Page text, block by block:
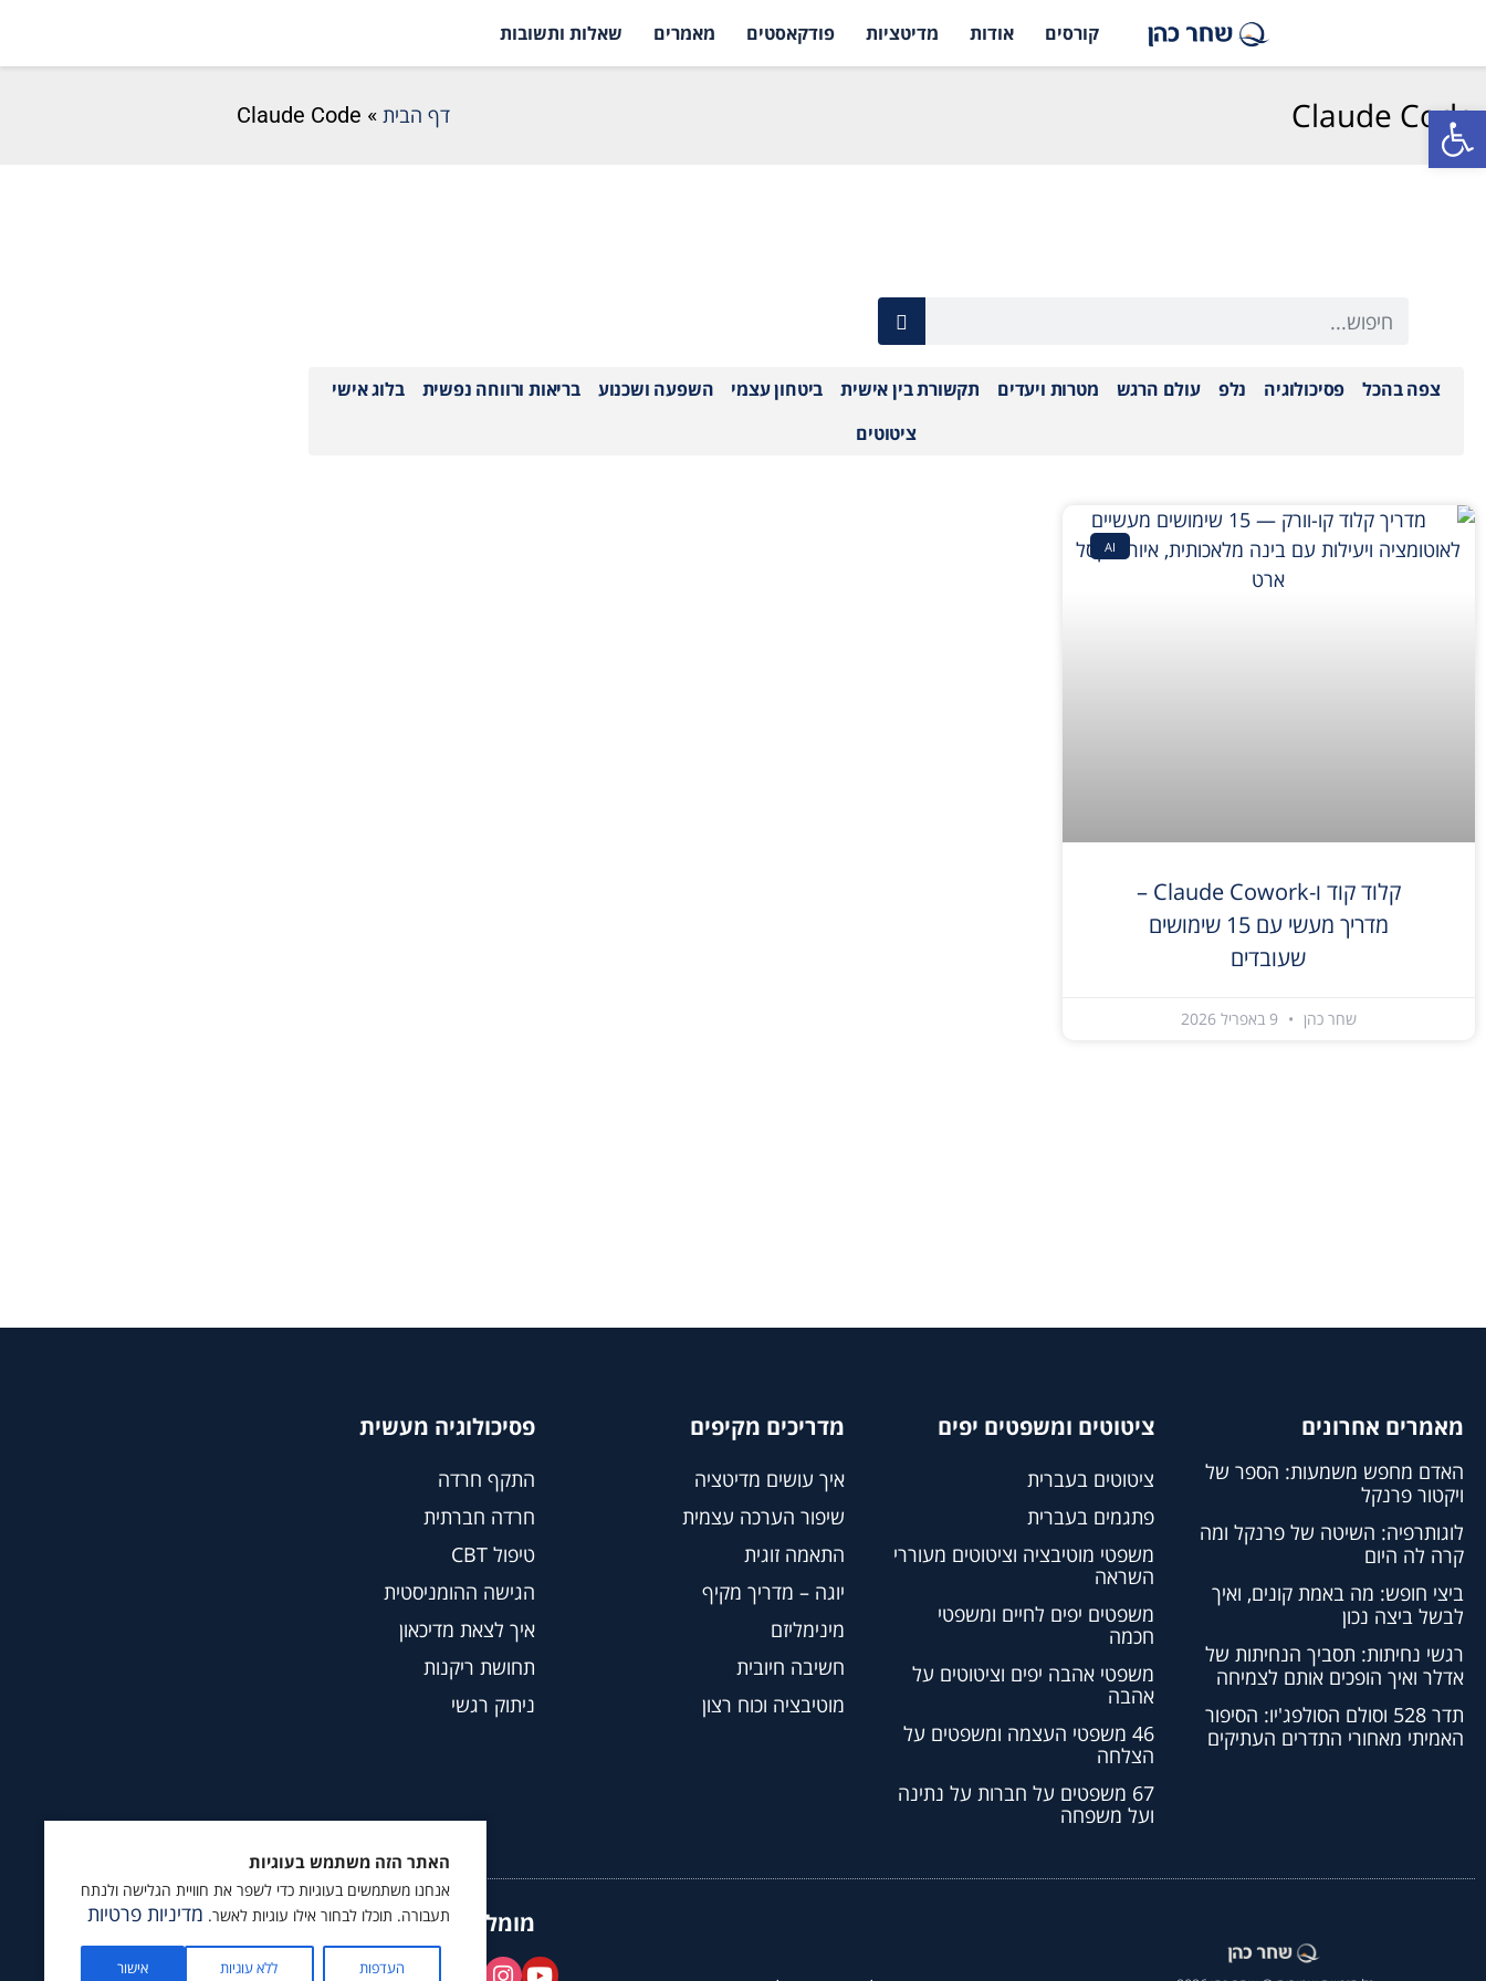
פתח סרגל נגישות
האתר הזה משתמש בעוגיות
אנחנו משתמשים בעוגיות כדי לשפר את חוויית הגלישה ולנתח
תעבורה. תוכלו לבחור אילו עוגיות לאשר. מדיניות פרטיות
העדפות ללא עוגיות אישור
קורסים אודות מדיטציות פודקאסטים מאמרים שאלות ותשובות
Claude Code דף הבית »
Claude Code
צפה בהכל פסיכולוגיה נלפ עולם הרגש מטרות ויעדים תקשורת בין אישית ביטחון עצמי השפעה ושכנוע בריאות ורווחה נפשית
בלוג אישי
ציטוטים
AI
קלוד קוד ו-Claude Cowork –
מדריך מעשי עם 15 שימושים
שעובדים
שחר כהן
מאמרים אחרונים
האדם מחפש משמעות: הספר של
ויקטור פרנקל
לוגותרפיה: השיטה של פרנקל ומה
קרה לה היום
ביצי חופש: מה באמת קונים, ואיך
לבשל ביצה נכון
רגשי נחיתות: תסביך הנחיתות של
אדלר ואיך הופכים אותם לצמיחה
תדר 528 וסולם הסולפג'יו: הסיפור
האמיתי מאחורי התדרים העתיקים
ציטוטים ומשפטים יפים
ציטוטים בעברית
פתגמים בעברית
משפטי מוטיבציה וציטוטים מעוררי
השראה
משפטים יפים לחיים ומשפטי
חכמה
משפטי אהבה יפים וציטוטים על
אהבה
46 משפטי העצמה ומשפטים על
הצלחה
67 משפטים על חברות על נתינה
ועל משפחה
מדריכים מקיפים
איך עושים מדיטציה
שיפור הערכה עצמית
התאמה זוגית
יוגה – מדריך מקיף
מינימליזם
חשיבה חיובית
מוטיבציה וכוח רצון
פסיכולוגיה מעשית
התקף חרדה
חרדה חברתית
טיפול CBT
הגישה ההומניסטית
איך לצאת מדיכאון
תחושת ריקנות
ניתוק רגשי
מומלץ לעקוב גם ב